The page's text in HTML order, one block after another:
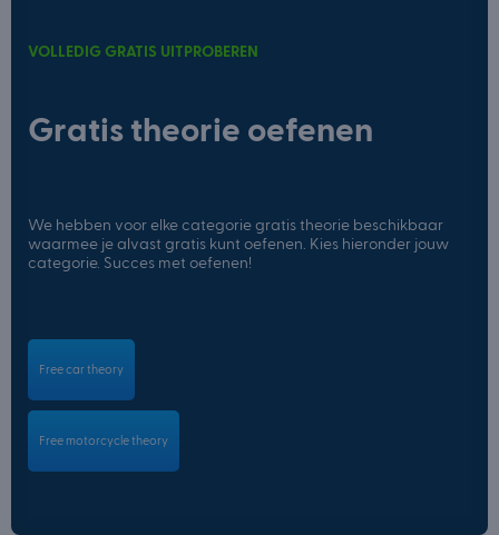
VOLLEDIG GRATIS UITPROBEREN
Gratis theorie oefenen
We hebben voor elke categorie gratis theorie beschikbaar
waarmee je alvast gratis kunt oefenen. Kies hieronder jouw
categorie. Succes met oefenen!
Free car theory
Free motorcycle theory